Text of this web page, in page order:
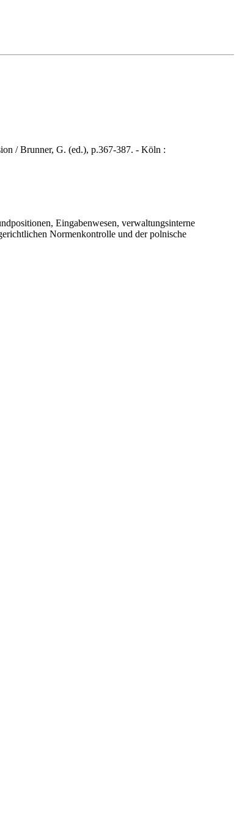
/ Brunner, G. (ed.), p.367-387. - Köln :
Eingabenwesen, verwaltungsinterne
Normenkontrolle und der polnische